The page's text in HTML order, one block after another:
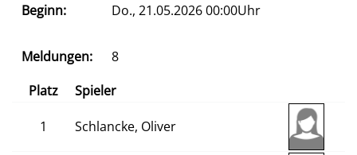
Beginn: Do., 21.05.2026 00:00Uhr
Meldungen:
8
Platz
Spieler
1 Schlancke, Oliver